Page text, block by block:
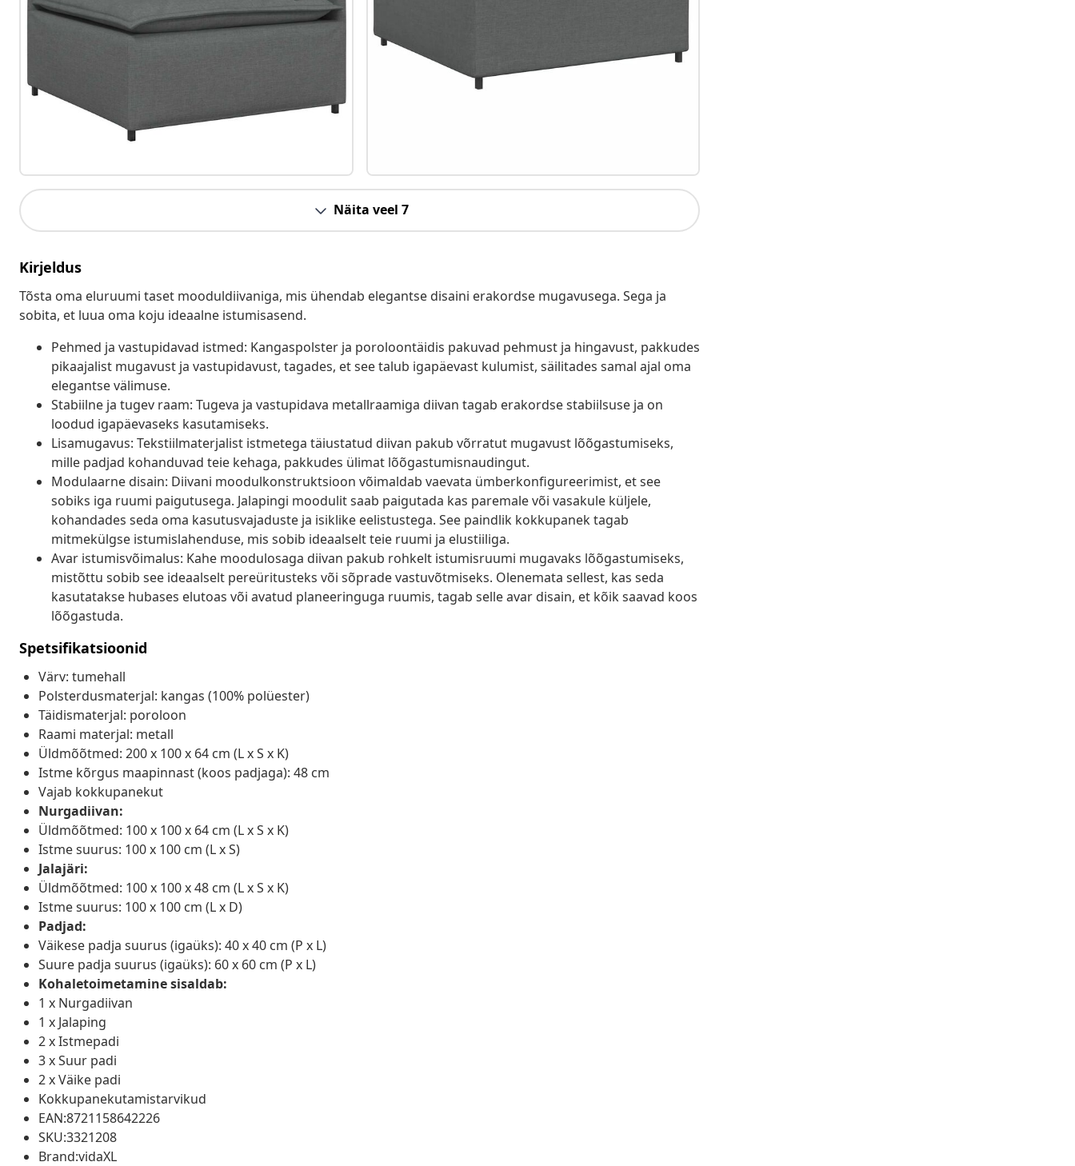
Näita veel 7
Kirjeldus
Tõsta oma eluruumi taset mooduldiivaniga, mis ühendab elegantse disaini erakordse mugavusega. Sega ja
sobita, et luua oma koju ideaalne istumisasend.
Pehmed ja vastupidavad istmed: Kangaspolster ja poroloontäidis pakuvad pehmust ja hingavust, pakkudes
pikaajalist mugavust ja vastupidavust, tagades, et see talub igapäevast kulumist, säilitades samal ajal oma
elegantse välimuse.
Stabiilne ja tugev raam: Tugeva ja vastupidava metallraamiga diivan tagab erakordse stabiilsuse ja on
loodud igapäevaseks kasutamiseks.
Lisamugavus: Tekstiilmaterjalist istmetega täiustatud diivan pakub võrratut mugavust lõõgastumiseks,
mille padjad kohanduvad teie kehaga, pakkudes ülimat lõõgastumisnaudingut.
Modulaarne disain: Diivani moodulkonstruktsioon võimaldab vaevata ümberkonfigureerimist, et see
sobiks iga ruumi paigutusega. Jalapingi moodulit saab paigutada kas paremale või vasakule küljele,
kohandades seda oma kasutusvajaduste ja isiklike eelistustega. See paindlik kokkupanek tagab
mitmekülgse istumislahenduse, mis sobib ideaalselt teie ruumi ja elustiiliga.
Avar istumisvõimalus: Kahe moodulosaga diivan pakub rohkelt istumisruumi mugavaks lõõgastumiseks,
mistõttu sobib see ideaalselt pereüritusteks või sõprade vastuvõtmiseks. Olenemata sellest, kas seda
kasutatakse hubases elutoas või avatud planeeringuga ruumis, tagab selle avar disain, et kõik saavad koos
lõõgastuda.
Spetsifikatsioonid
Värv: tumehall
Polsterdusmaterjal: kangas (100% polüester)
Täidismaterjal: poroloon
Raami materjal: metall
Üldmõõtmed: 200 x 100 x 64 cm (L x S x K)
Istme kõrgus maapinnast (koos padjaga): 48 cm
Vajab kokkupanekut
Nurgadiivan:
Üldmõõtmed: 100 x 100 x 64 cm (L x S x K)
Istme suurus: 100 x 100 cm (L x S)
Jalajäri:
Üldmõõtmed: 100 x 100 x 48 cm (L x S x K)
Istme suurus: 100 x 100 cm (L x D)
Padjad:
Väikese padja suurus (igaüks): 40 x 40 cm (P x L)
Suure padja suurus (igaüks): 60 x 60 cm (P x L)
Kohaletoimetamine sisaldab:
1 x Nurgadiivan
1 x Jalaping
2 x Istmepadi
3 x Suur padi
2 x Väike padi
Kokkupanekutamistarvikud
EAN:8721158642226
SKU:3321208
Brand:vidaXL